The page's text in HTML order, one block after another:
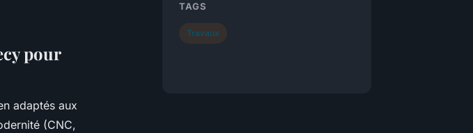
pour
adaptés aux
(CNC,
TAGS
Travaux